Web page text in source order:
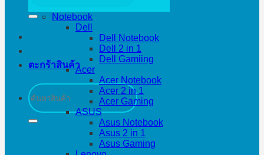
ตะกร้าสินค้า
ค้นหา:
Notebook
Dell
Dell Notebook
Dell 2 in 1
Dell Gamiing
Acer
Acer Notebook
Acer 2 in 1
Acer Gaming
ASUS
Asus Notebook
Asus 2 in 1
Asus Gaming